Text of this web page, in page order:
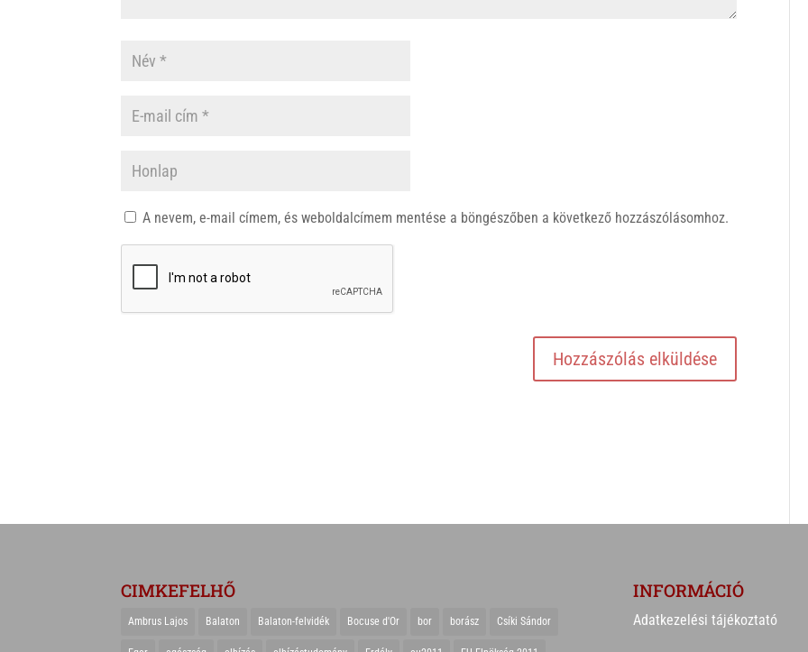
A nevem, e-mail címem, és weboldalcímem mentése a böngészőben a következő hozzászólásomhoz.
CIMKEFELHŐ
Ambrus Lajos Balaton Balaton-felvidék Bocuse d'Or bor borász Csíki Sándor
INFORMÁCIÓ
Adatkezelési tájékoztató